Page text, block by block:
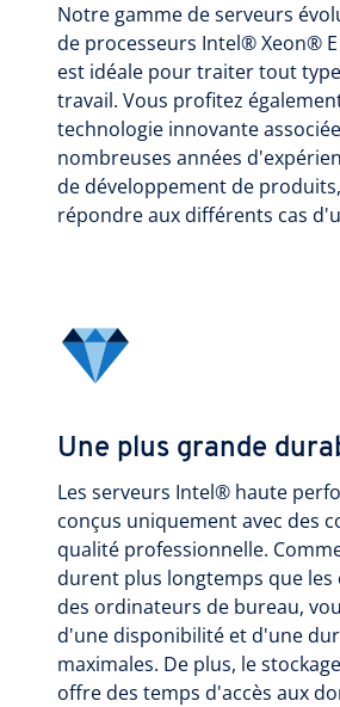
Notre gamme de serveurs
de processeurs Intel® Xeon®
est idéale pour traiter tout
travail. Vous profitez
technologie innovante
nombreuses années
de développement de
répondre aux différents cas
Une plus grande
Les serveurs Intel® haute
conçus uniquement avec des
qualité professionnelle.
durent plus longtemps que les
des ordinateurs de bureau,
d'une disponibilité et d'une
maximales. De plus, le
offre des temps d'accès aux